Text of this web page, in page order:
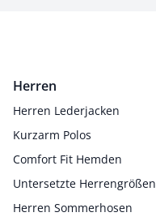
Herren
Herren Lederjacken
Kurzarm Polos
Comfort Fit Hemden
Untersetzte Herrengrößen
Herren Sommerhosen